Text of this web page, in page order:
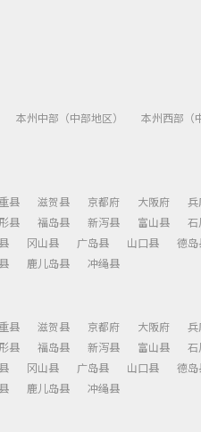
本州中部（中部地区）
本州西部（
县 滋贺县 京都府 大阪府
兵
县 福岛县 新泻县 富山县
石
冈山县 广岛县 山口县 德岛
鹿儿岛县 冲绳县
县 滋贺县 京都府 大阪府
兵
县 福岛县 新泻县 富山县
石
冈山县 广岛县 山口县 德岛
鹿儿岛县 冲绳县